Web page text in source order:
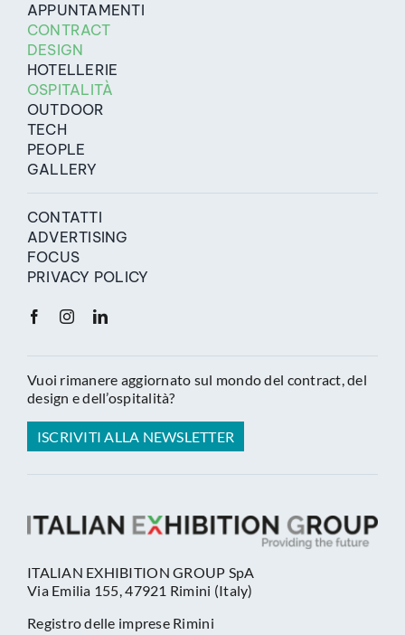
APPUNTAMENTI
CONTRACT
DESIGN
HOTELLERIE
OSPITALITÀ
OUTDOOR
TECH
PEOPLE
GALLERY
CONTATTI
ADVERTISING
FOCUS
PRIVACY POLICY
Vuoi rimanere aggiornato sul mondo del contract, del
design e dell’ospitalità?
ISCRIVITI ALLA NEWSLETTER
ITALIAN EXHIBITION GROUP SpA
Via Emilia 155, 47921 Rimini (Italy)
Registro delle imprese Rimini